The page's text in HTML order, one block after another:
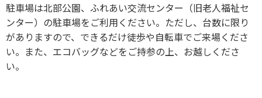
駐車場は北部公園、ふれあい交流センター（旧老人福祉セ
ンター）の駐車場をご利用ください。ただし、台数に限り
がありますので、できるだけ徒歩や自転車でご来場くださ
い。また、エコバッグなどをご持参の上、お越しくださ
い。